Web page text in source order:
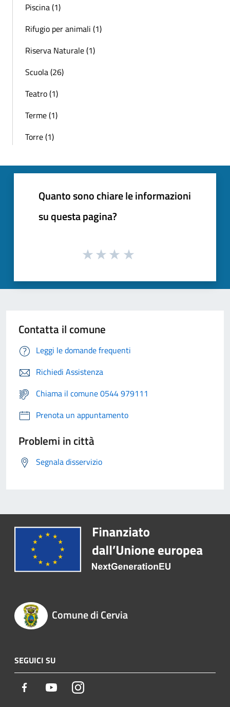
Piscina (1)
Rifugio per animali (1)
Riserva Naturale (1)
Scuola (26)
Teatro (1)
Terme (1)
Torre (1)
Quanto sono chiare le informazioni
su questa pagina?
Contatta il comune
Leggi le domande frequenti
Richiedi Assistenza
Chiama il comune 0544 979111
Prenota un appuntamento
Problemi in città
Segnala disservizio
Comune di Cervia
SEGUICI SU
Facebook YoutubeInstagram